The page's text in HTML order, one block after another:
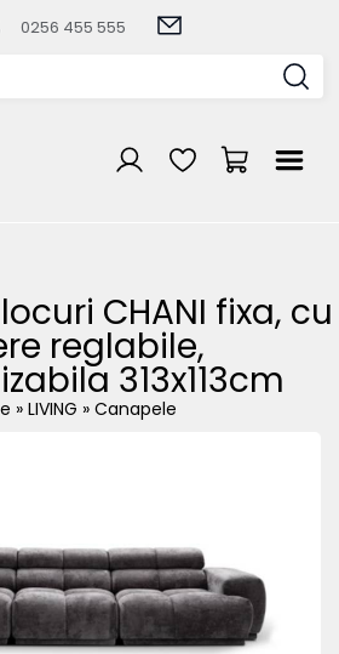
0256 455 555
CHANI fixa, cu
reglabile,
313x113cm
» LIVING » Canapele